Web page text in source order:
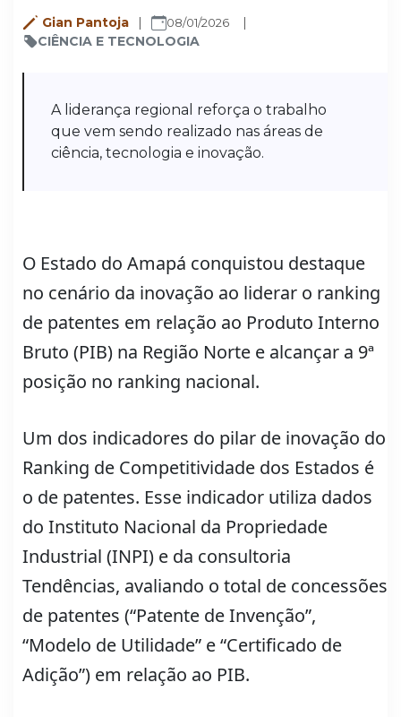
Gian Pantoja 08/01/2026
CIÊNCIA E TECNOLOGIA
A liderança regional reforça o trabalho
que vem sendo realizado nas áreas de
ciência, tecnologia e inovação.
O Estado do Amapá conquistou destaque
no cenário da inovação ao liderar o ranking
de patentes em relação ao Produto Interno
Bruto (PIB) na Região Norte e alcançar a 9ª
posição no ranking nacional.
Um dos indicadores do pilar de inovação do
Ranking de Competitividade dos Estados é
o de patentes. Esse indicador utiliza dados
do Instituto Nacional da Propriedade
Industrial (INPI) e da consultoria
Tendências, avaliando o total de concessões
de patentes (“Patente de Invenção”,
“Modelo de Utilidade” e “Certificado de
Adição”) em relação ao PIB.